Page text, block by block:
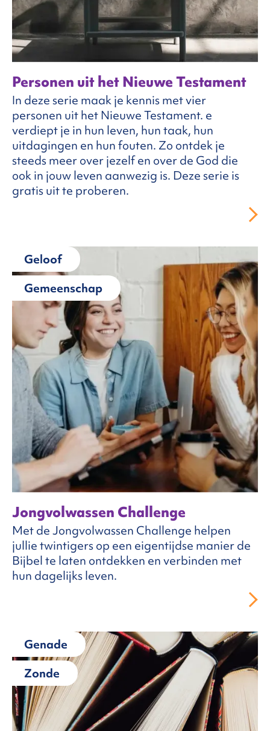
Personen uit het Nieuwe Testament
In deze serie maak je kennis met vier
personen uit het Nieuwe Testament. e
verdiept je in hun leven, hun taak, hun
uitdagingen en hun fouten. Zo ontdek je
steeds meer over jezelf en over de God die
ook in jouw leven aanwezig is. Deze serie is
gratis uit te proberen.
Geloof
Gemeenschap
Jongvolwassen Challenge
Met de Jongvolwassen Challenge helpen
jullie twintigers op een eigentijdse manier de
Bijbel te laten ontdekken en verbinden met
hun dagelijks leven.
Genade
Zonde